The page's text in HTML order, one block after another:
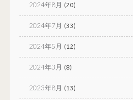
2024年8月 (20)
2024年7月 (33)
2024年5月 (12)
2024年3月 (8)
2023年8月 (13)